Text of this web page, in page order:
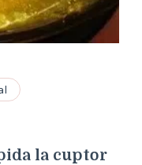
la cuptor